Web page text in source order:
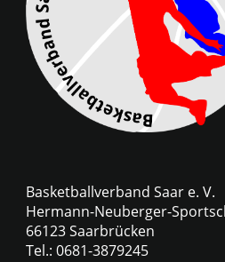
Basketballverband Saar e. V.
Hermann-Neuberger-
66123 Saarbrücken
Tel.: 0681-3879245